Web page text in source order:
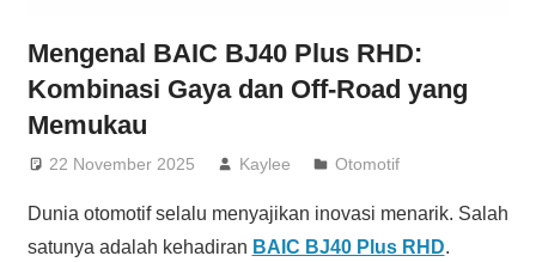
Mengenal BAIC BJ40 Plus RHD:
Kombinasi Gaya dan Off-Road yang
Memukau
22 November 2025 Kaylee Otomotif
Dunia otomotif selalu menyajikan inovasi menarik. Salah
satunya adalah kehadiran BAIC BJ40 Plus RHD.